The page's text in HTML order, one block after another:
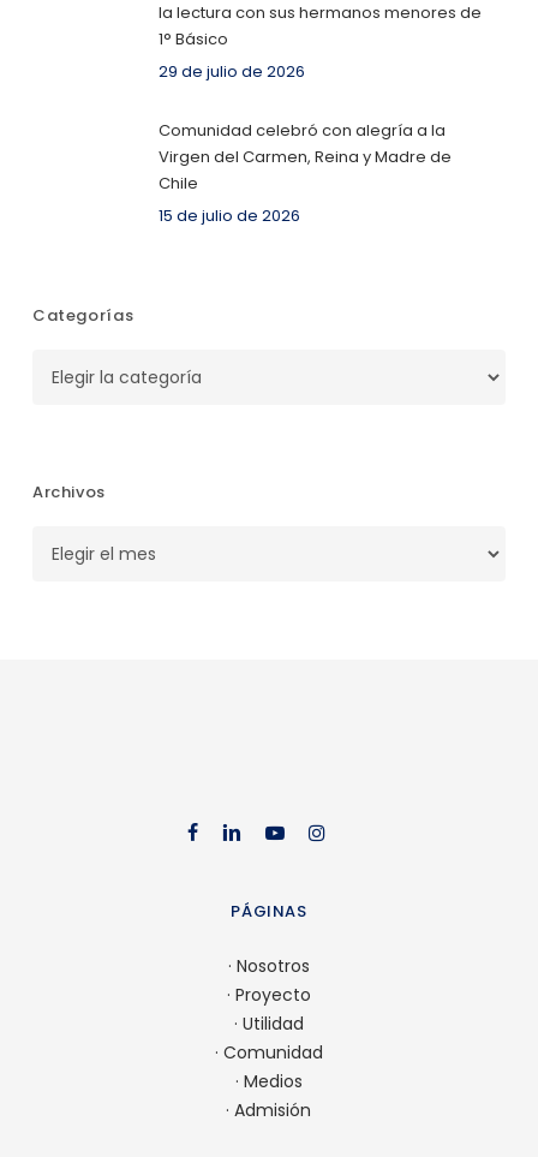
la lectura con sus hermanos menores de
1° Básico
29 de julio de 2026
Comunidad celebró con alegría a la
Virgen del Carmen, Reina y Madre de
Chile
15 de julio de 2026
Categorías
Archivos
facebook
linkedin
youtube
PÁGINAS
· Nosotros
· Proyecto
· Utilidad
· Comunidad
· Medios
·Admisión